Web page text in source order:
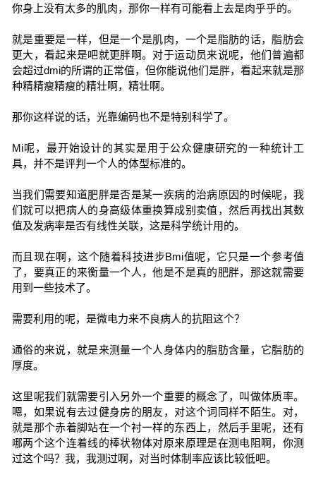
你身上没有太多的肌肉，那你一样有可能看上去是肉乎乎的。
就是重要是一样，但是一个是肌肉，一个是脂肪的话，脂肪会
更大，看起来是吧就更胖啊。对于运动员来说呢，他们普遍都
会超过dmi的所谓的正常值，但你能说他们是胖，看起来就是那
种精精瘦精瘦的精壮啊，精壮啊。
那你这样说的话，光靠编码也不是特别科学了。
Mi呢，最开始设计的其实是用于公众健康研究的一种统计工
具，并不是评判一个人的体型标准的。
当我们需要知道肥胖是否是某一疾病的治病原因的时候呢，我
们就可以把病人的身高级体重换算成别卖值，然后再找出其数
值及发病率是否有线性关联，这是科学统计用的。
而且现在啊，这个随着科技进步Bmi值呢，它只是一个参考值
了，要真正的来衡量一个人，他是不是真的肥胖，那这就需要
用到一些技术了。
需要利用的呢，是微电力来不良病人的抗阻这个？
通俗的来说，就是来测量一个人身体内的脂肪含量，它脂肪的
厚度。
这里呢我们就需要引入另外一个重要的概念了，叫做体质率。
嗯，如果说有去过健身房的朋友，对这个词同样不陌生。对，
就是那个赤着脚站在一个衬一样的东西上，然后手里呢，还有
哪两个这个连着线的棒状物体对原来原理是在测电阻啊，你测
过这个吗？我，我测过啊，对当时体制率应该比较低吧。